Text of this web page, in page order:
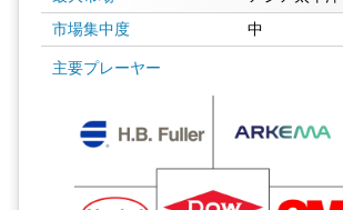
市場集中度 中
主要プレーヤー
画像 © Mordor Intelligence。再利用にはCC BY 4.0